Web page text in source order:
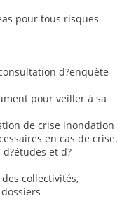
pour tous risques
d?enquête
pour veiller à sa
de crise inondation
en cas de crise.
et d?
collectivités,